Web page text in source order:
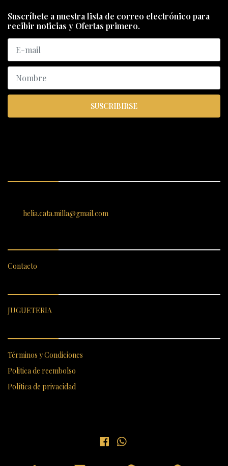
Suscríbete a nuestra lista de correo electrónico para
recibir noticias y Ofertas primero.
SUSCRIBIRSE
helia.cata.milla@gmail.com
Contacto
JUGUETERIA
Términos y Condiciones
Politica de reembolso
Política de privacidad